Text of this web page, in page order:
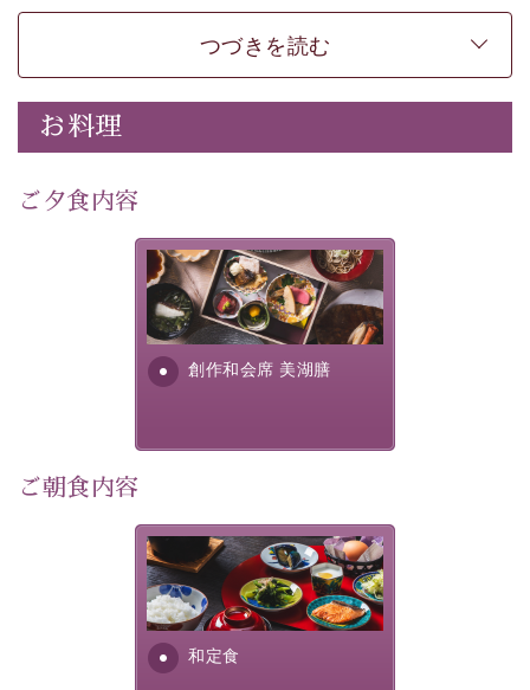
お部屋の露天風呂で清らかな源泉に抱かれながら、眼下
に広がる諏訪湖を一望いただけます。
上質な装飾を施した和モダンのお部屋は段差がない等の
使いやすさにも配慮しました。
時の移り変わりとともに刻々と変わる諏訪湖を眺めなが
落防止ワイヤーを設置しております。
-----------【安心への取り組み】----------
個室料亭、貸切風呂のご利用が可能な上、 安心安全にご
滞在いただけるよう
30項目以上からなる独自の衛生・消毒プログラムの基、
■内容&特典■
・露天風呂付き客室のご利用
・朝夕個室料亭で個室食
・諏訪大社4社を巡る無料参拝バス（事前予約制）
・館内着をご用意
・就寝用パジャマをご用意
・環境に配慮したアメニティをご用意
つづきを読む
お料理
ご夕食内容
創作和会席 美湖膳
美湖膳とは諏訪の地で特別を
提供する為に料理長・神原 裕
明が考え出した創作和会席で
す。美しい諏訪湖の幸...
ご朝食内容
和定食
さっぱりとした和食膳に使わ
れる食材は、諏訪の名産品を
ふんだんに取り入れ、安心・
安全を心掛けた長野県産...